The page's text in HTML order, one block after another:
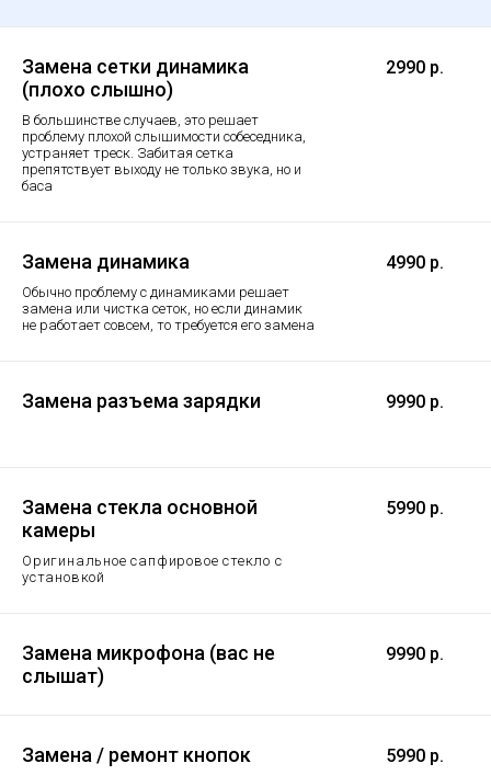
Замена сетки динамика
(плохо слышно)
В большинстве случаев, это решает
проблему плохой слышимости собеседника,
устраняет треск. Забитая сетка
препятствует выходу не только звука, но и
баса
2990 р.
Замена динамика
Обычно проблему с динамиками решает
замена или чистка сеток, но если динамик
не работает совсем, то требуется его замена
4990 р.
Замена разъема зарядки 9990 р.
Замена стекла основной
камеры
Оригинальное сапфировое стекло с
установкой
5990 р.
Замена микрофона (вас не
слышат)
9990 р.
Замена / ремонт кнопок 5990 р.